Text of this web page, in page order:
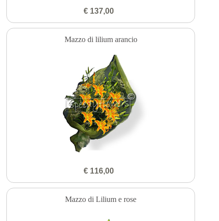
€ 137,00
Mazzo di lilium arancio
€ 116,00
Mazzo di Lilium e rose